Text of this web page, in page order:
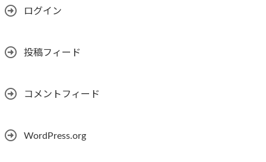
ログイン
投稿フィード
コメントフィード
WordPress.org